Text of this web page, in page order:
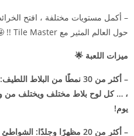
– أكمل مستويات مختلفة ، افتح
حول العالم المثير مع Tile Master !! 🤩
ميزات اللعبة 🌟
، … كل لوح بلاط مختلف ويختلف من
يوم!
– أكثر من 20 مظهرًا